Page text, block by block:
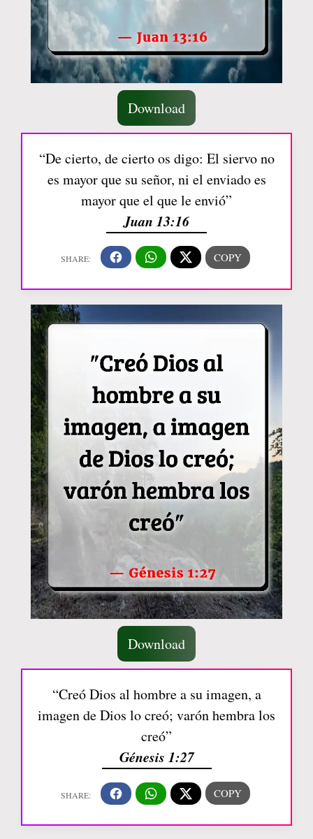
Download
“De cierto, de cierto os digo: El siervo no
es mayor que su señor, ni el enviado es
mayor que el que le envió”
Juan 13:16
Download
“Creó Dios al hombre a su imagen, a
imagen de Dios lo creó; varón hembra los
creó”
Génesis 1:27